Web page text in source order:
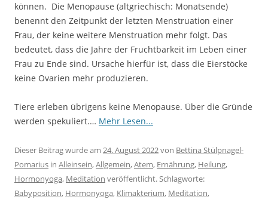
können. Die Menopause (altgriechisch: Monatsende)
benennt den Zeitpunkt der letzten Menstruation einer
Frau, der keine weitere Menstruation mehr folgt. Das
bedeutet, dass die Jahre der Fruchtbarkeit im Leben einer
Frau zu Ende sind. Ursache hierfür ist, dass die Eierstöcke
keine Ovarien mehr produzieren.
Tiere erleben übrigens keine Menopause. Über die Gründe
werden spekuliert.… Mehr Lesen...
Dieser Beitrag wurde am 24. August 2022von Bettina Stülpnagel-
Pomarius in Alleinsein,Allgemein,Atem, Ernährung, Heilung,
Hormonyoga, Meditation veröffentlicht. Schlagworte:
Babyposition, Hormonyoga, Klimakterium, Meditation,